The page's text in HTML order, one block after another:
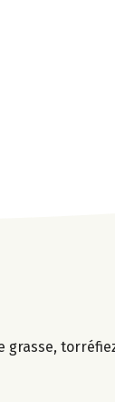
grasse,